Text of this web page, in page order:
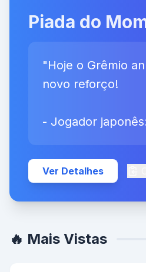
Piada do
"Hoje o Grêmio
novo reforço!
- Jogador
Ver Detalhes
🔥 Mais Vistas